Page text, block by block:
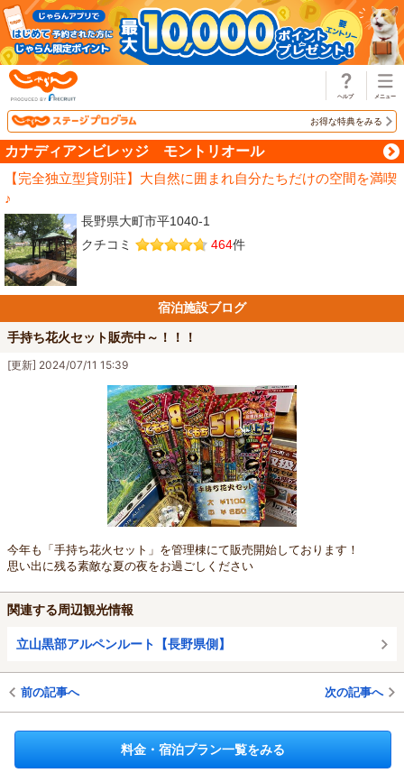
お得な特典をみる
カナディアンビレッジ モントリオール
【完全独立型貸別荘】大自然に囲まれ自分たちだけの空間を満喫
♪
長野県大町市平1040-1
クチコミ
464件
宿泊施設ブログ
手持ち花火セット販売中～！！！
[更新] 2024/07/11 15:39
今年も「手持ち花火セット」を管理棟にて販売開始しております！
思い出に残る素敵な夏の夜をお過ごしください
関連する周辺観光情報
立山黒部アルペンルート【長野県側】
前の記事へ 次の記事へ
料金・宿泊プラン一覧をみる